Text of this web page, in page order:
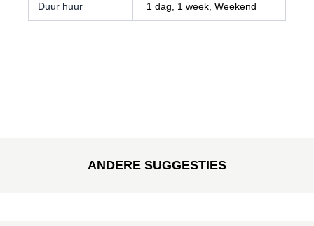
Duur huur 1 dag, 1 week, Weekend
ANDERE SUGGESTIES